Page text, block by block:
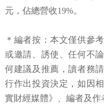
元，佔總營收19%。
＊編者按：本文僅供參
或邀請、誘使、任何不
何建議及推薦，讀者務
行作出投資決定，如因
實財經媒體》、編者及作